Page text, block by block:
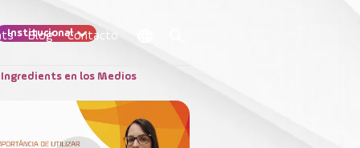
Blog Contacto
Institucional
Ingredients en los Medios